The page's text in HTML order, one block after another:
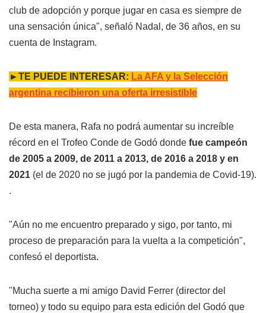
club de adopción y porque jugar en casa es siempre de
una sensación única", señaló Nadal, de 36 años, en su
cuenta de Instagram.
►TE PUEDE INTERESAR: La AFA y la Selección
argentina recibieron una oferta irresistible
De esta manera, Rafa no podrá aumentar su increíble
récord en el Trofeo Conde de Godó donde fue campeón
de 2005 a 2009, de 2011 a 2013, de 2016 a 2018 y en
2021 (el de 2020 no se jugó por la pandemia de Covid-19).
.
"Aún no me encuentro preparado y sigo, por tanto, mi
proceso de preparación para la vuelta a la competición",
confesó el deportista.
"Mucha suerte a mi amigo David Ferrer (director del
torneo) y todo su equipo para esta edición del Godó que